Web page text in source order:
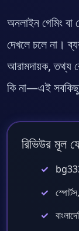
অনলাইন গেমিং বা
দেখলে চলে না।
আরামদায়ক, তথ্য
কি না—এই
রিভিউর মূল